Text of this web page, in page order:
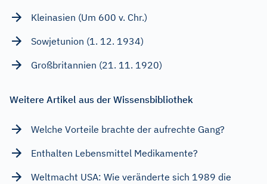
Kleinasien (Um 600 v. Chr.)
Sowjetunion (1. 12. 1934)
Großbritannien (21. 11. 1920)
Weitere Artikel aus der Wissensbibliothek
Welche Vorteile brachte der aufrechte Gang?
Enthalten Lebensmittel Medikamente?
Weltmacht USA: Wie veränderte sich 1989 die